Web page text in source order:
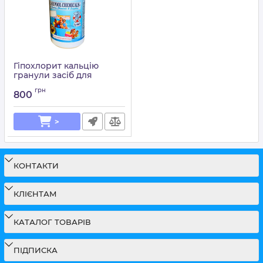
Гіпохлорит кальцію
гранули засіб для
води в басейні Splash
Артикул: 15049676
800 грн
>
КОНТАКТИ
КЛІЄНТАМ
КАТАЛОГ ТОВАРІВ
ПІДПИСКА